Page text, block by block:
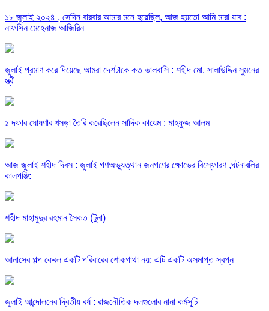
১৮ জুলাই ২০২৪ , সেদিন বারবার আমার মনে হয়েছিল, আজ হয়তো আমি মারা যাব :
নাফসিন মেহেনাজ আজিরিন
জুলাই প্রমাণ করে দিয়েছে আমরা দেশটাকে কত ভালবাসি : শহীদ মো. সালাউদ্দিন সুমনের
স্ত্রী
১ দফার ঘোষণার খসড়া তৈরি করেছিলেন সাদিক কায়েম : মাহফুজ আলম
আজ জুলাই শহীদ দিবস : জুলাই গণঅভ্যুত্থান জনগণের ক্ষোভের বিস্ফোরণ ,ঘটনাবলির
কালপঞ্জি:
শহীদ মাহামুদুর রহমান সৈকত (টুনা)
আনাসের গল্প কেবল একটি পরিবারের শোকগাথা নয়; এটি একটি অসমাপ্ত স্বপ্ন
জুলাই আন্দোলনের দ্বিতীয় বর্ষ : রাজনৌতিক দলগুলোর নানা কর্মসূচি